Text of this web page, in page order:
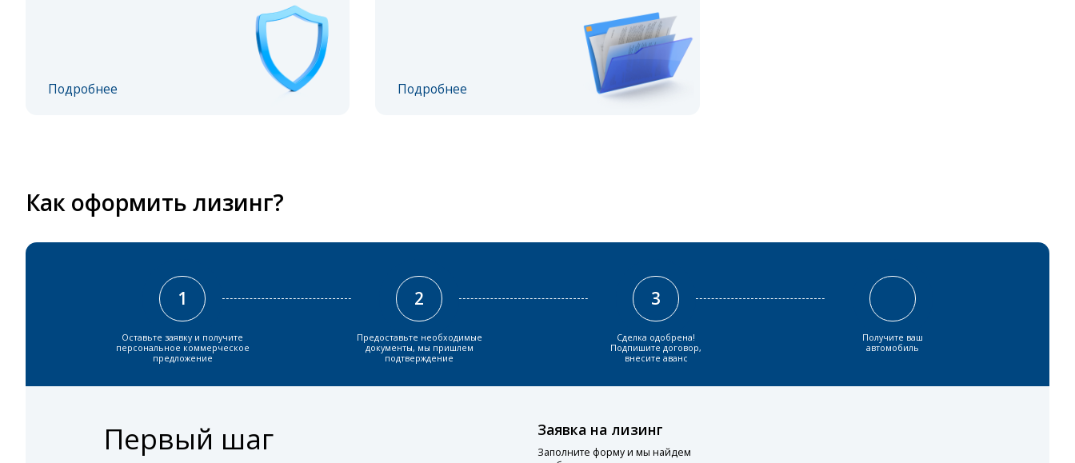
Подробнее Подробнее
Как оформить лизинг?
1
Оставьте заявку и получите
персональное коммерческое
предложение
2
Предоставьте необходимые
документы, мы пришлем
подтверждение
3
Сделка одобрена!
Подпишите договор,
внесите аванс
Получите ваш
автомобиль
Первый шаг
Заявка на лизинг
Заполните форму и мы найдем